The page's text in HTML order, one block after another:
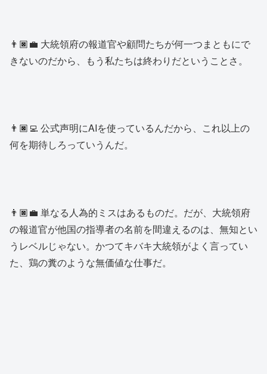
👨🏿‍💼 大統領府の報道官や顧問たちが何一つまともにで
きないのだから、もう私たちは終わりだということさ。
👨🏿‍💻 公式声明にAIを使っているんだから、これ以上の
何を期待しろっていうんだ。
👨🏿‍💼 単なる人為的ミスはあるものだ。だが、大統領府
の報道官が他国の指導者の名前を間違えるのは、無知とい
うレベルじゃない。かつてキバキ大統領がよく言ってい
た、鶏の糞のような無価値な仕事だ。